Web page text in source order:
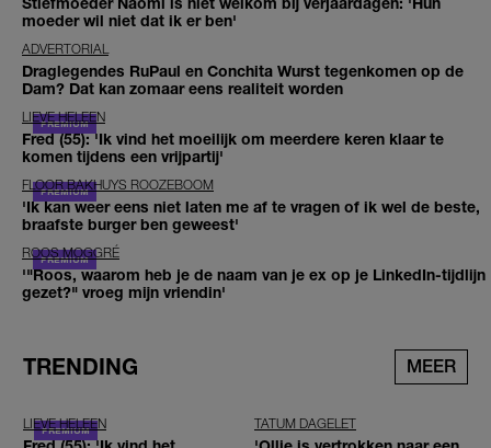
moeder wil niet dat ik er ben'
ADVERTORIAL
Draglegendes RuPaul en Conchita Wurst tegenkomen op de
Dam? Dat kan zomaar eens realiteit worden
LIEVE HELEEN
Fred (55): 'Ik vind het moeilijk om meerdere keren klaar te
komen tijdens een vrijpartij'
FLOOR BAKHUYS ROOZEBOOM
'Ik kan weer eens niet laten me af te vragen of ik wel de beste,
braafste burger ben geweest'
ROOS MOGGRÉ
'"Roos, waarom heb je de naam van je ex op je LinkedIn-tijdlijn
gezet?" vroeg mijn vriendin'
TRENDING MEER
LIEVE HELEEN TATUM DAGELET